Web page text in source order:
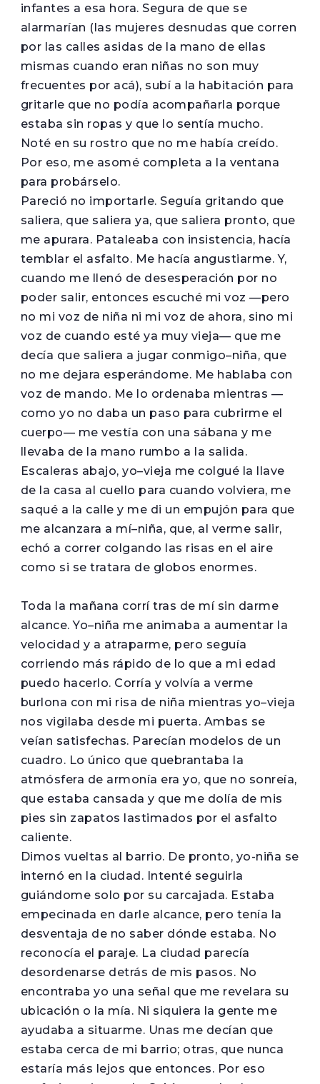
infantes a esa hora. Segura de que se
alarmarían (las mujeres desnudas que corren
por las calles asidas de la mano de ellas
mismas cuando eran niñas no son muy
frecuentes por acá), subí a la habitación para
gritarle que no podía acompañarla porque
estaba sin ropas y que lo sentía mucho.
Noté en su rostro que no me había creído.
Por eso, me asomé completa a la ventana
para probárselo.
Pareció no importarle. Seguía gritando que
saliera, que saliera ya, que saliera pronto, que
me apurara. Pataleaba con insistencia, hacía
temblar el asfalto. Me hacía angustiarme. Y,
cuando me llenó de desesperación por no
poder salir, entonces escuché mi voz —pero
no mi voz de niña ni mi voz de ahora, sino mi
voz de cuando esté ya muy vieja— que me
decía que saliera a jugar conmigo–niña, que
no me dejara esperándome. Me hablaba con
voz de mando. Me lo ordenaba mientras —
como yo no daba un paso para cubrirme el
cuerpo— me vestía con una sábana y me
llevaba de la mano rumbo a la salida.
Escaleras abajo, yo–vieja me colgué la llave
de la casa al cuello para cuando volviera, me
saqué a la calle y me di un empujón para que
me alcanzara a mí–niña, que, al verme salir,
echó a correr colgando las risas en el aire
como si se tratara de globos enormes.
Toda la mañana corrí tras de mí sin darme
alcance. Yo–niña me animaba a aumentar la
velocidad y a atraparme, pero seguía
corriendo más rápido de lo que a mi edad
puedo hacerlo. Corría y volvía a verme
burlona con mi risa de niña mientras yo–vieja
nos vigilaba desde mi puerta. Ambas se
veían satisfechas. Parecían modelos de un
cuadro. Lo único que quebrantaba la
atmósfera de armonía era yo, que no sonreía,
que estaba cansada y que me dolía de mis
pies sin zapatos lastimados por el asfalto
caliente.
Dimos vueltas al barrio. De pronto, yo-niña se
internó en la ciudad. Intenté seguirla
guiándome solo por su carcajada. Estaba
empecinada en darle alcance, pero tenía la
desventaja de no saber dónde estaba. No
reconocía el paraje. La ciudad parecía
desordenarse detrás de mis pasos. No
encontraba yo una señal que me revelara su
ubicación o la mía. Ni siquiera la gente me
ayudaba a situarme. Unas me decían que
estaba cerca de mi barrio; otras, que nunca
estaría más lejos que entonces. Por eso